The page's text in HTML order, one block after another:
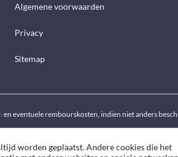
Algemene voorwaarden
Privacy
Sitemap
en eventuele rembourskosten, indien niet anders
worden geplaatst. Andere cookies die het